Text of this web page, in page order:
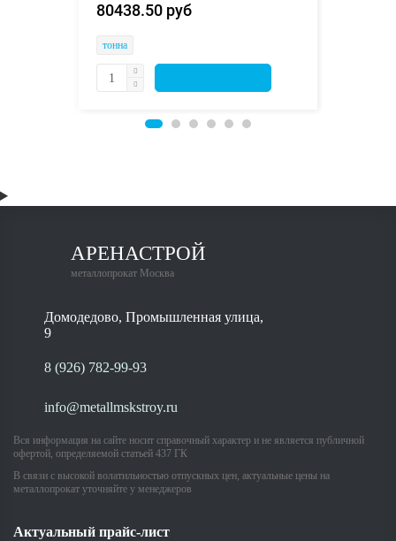
80438.50 руб
тонна
АРЕНАСТРОЙ
металлопрокат Москва
Домодедово, Промышленная улица,
9
8 (926) 782-99-93
info@metallmskstroy.ru
Вся информация на сайте носит справочный характер и не является публичной
офертой, определяемой статьей 437 ГК
В связи с высокой волатильностью отпускных цен, актуальные цены на
металлопрокат уточняйте у менеджеров
Актуальный прайс-лист